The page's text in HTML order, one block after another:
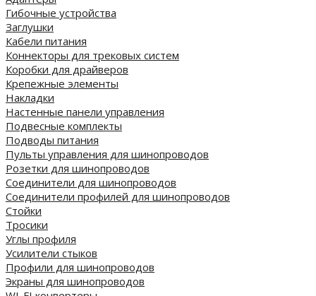
Гибочные устройства
Заглушки
Кабели питания
Коннекторы для трековых систем
Коробки для драйверов
Крепежные элементы
Накладки
Настенные панели управления
Подвесные комплекты
Подводы питания
Пульты управления для шинопроводов
Розетки для шинопроводов
Соединители для шинопроводов
Соединители профилей для шинопроводов
Стойки
Тросики
Углы профиля
Усилители стыков
Профили для шинопроводов
Экраны для шинопроводов